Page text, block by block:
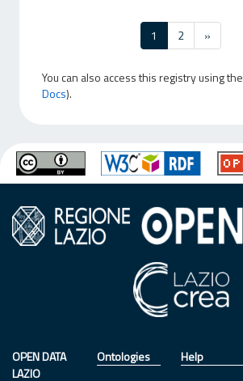
1 2 »
You can also access this registry using the
Docs).
OPEN DATA
LAZIO
Ontologies
Help